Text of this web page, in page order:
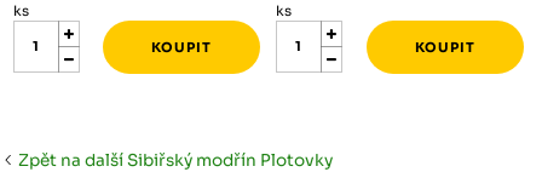
ks ks
Zpět na další Sibiřský modřín Plotovky